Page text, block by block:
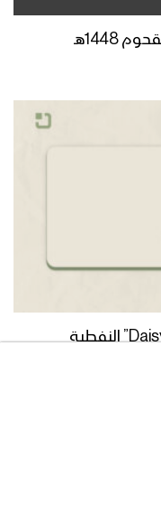
القوات المسلحة تستهدف سفينة “Daisy” النفطية